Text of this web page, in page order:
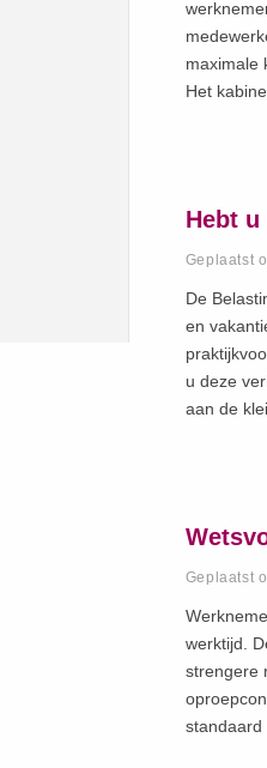
maximale
Het
Hebt
Geplaatst
De
en
u deze
aan de
Geplaatst
werktijd.
strengere